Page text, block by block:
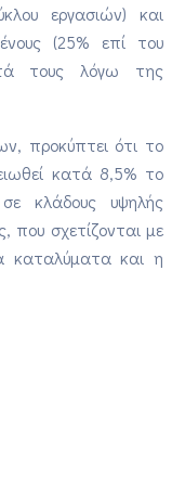
εργασιών) και
(25% επί του
τους λόγω της
προκύπτει ότι το
κατά 8,5% το
κλάδους υψηλής
που σχετίζονται με
καταλύματα και η